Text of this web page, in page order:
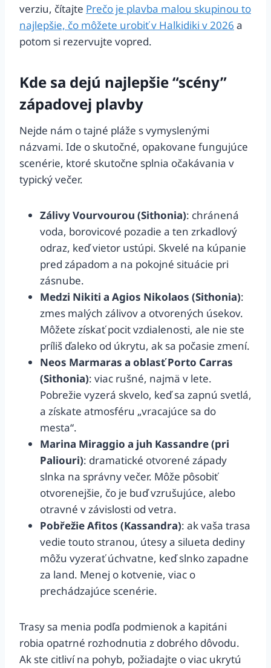
verziu, čítajte Prečo je plavba malou skupinou to
najlepšie, čo môžete urobiť v Halkidiki v 2026 a
potom si rezervujte vopred.
Kde sa dejú najlepšie “scény”
západovej plavby
Nejde nám o tajné pláže s vymyslenými
názvami. Ide o skutočné, opakovane fungujúce
scenérie, ktoré skutočne splnia očakávania v
typický večer.
Zálivy Vourvourou (Sithonia): chránená
voda, borovicové pozadie a ten zrkadlový
odraz, keď vietor ustúpi. Skvelé na kúpanie
pred západom a na pokojné situácie pri
zásnube.
Medzi Nikiti a Agios Nikolaos (Sithonia):
zmes malých zálivov a otvorených úsekov.
Môžete získať pocit vzdialenosti, ale nie ste
príliš ďaleko od úkrytu, ak sa počasie zmení.
Neos Marmaras a oblasť Porto Carras
(Sithonia): viac rušné, najmä v lete.
Pobrežie vyzerá skvelo, keď sa zapnú svetlá,
a získate atmosféru „vracajúce sa do
mesta“.
Marina Miraggio a juh Kassandre (pri
Paliouri): dramatické otvorené západy
slnka na správny večer. Môže pôsobiť
otvorenejšie, čo je buď vzrušujúce, alebo
otravné v závislosti od vetra.
Pobřežie Afitos (Kassandra): ak vaša trasa
vedie touto stranou, útesy a silueta dediny
môžu vyzerať úchvatne, keď slnko zapadne
za land. Menej o kotvenie, viac o
prechádzajúce scenérie.
Trasy sa menia podľa podmienok a kapitáni
robia opatrné rozhodnutia z dobrého dôvodu.
Ak ste citliví na pohyb, požiadajte o viac ukrytú